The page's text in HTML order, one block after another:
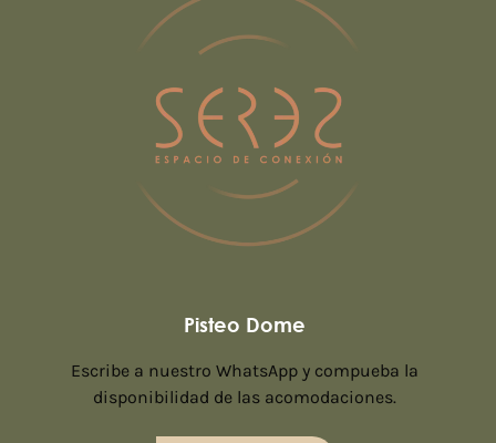
Pisteo Dome
Escribe a nuestro WhatsApp y compueba la
disponibilidad de las acomodaciones.